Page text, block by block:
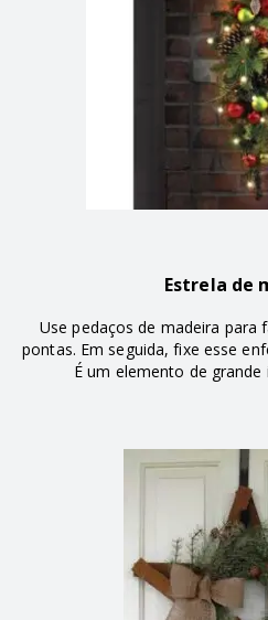
Estrela de
Use pedaços de madeira para
pontas. Em seguida, fixe esse
É um elemento de